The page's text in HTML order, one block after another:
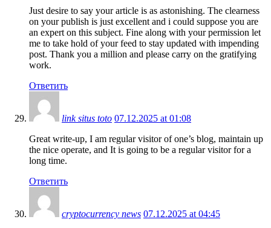
Just desire to say your article is as astonishing. The clearness
on your publish is just excellent and i could suppose you are
an expert on this subject. Fine along with your permission let
me to take hold of your feed to stay updated with impending
post. Thank you a million and please carry on the gratifying
work.
Ответить
link situs toto 07.12.2025 at 01:08
Great write-up, I am regular visitor of one’s blog, maintain up
the nice operate, and It is going to be a regular visitor for a
long time.
Ответить
cryptocurrency news 07.12.2025 at 04:45